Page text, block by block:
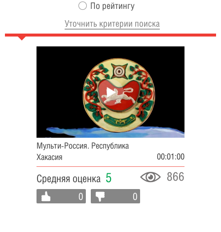
По рейтингу
Уточнить критерии поиска
Мульти-Россия. Республика
Хакасия
00:01:00
Средняя оценка 5 866
0 0